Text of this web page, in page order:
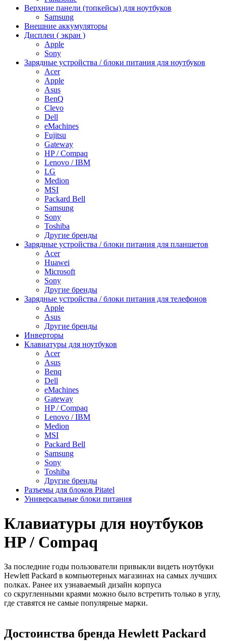
Верхние панели (топкейсы) для ноутбуков
Samsung
Внешние аккумуляторы
Дисплеи ( экран )
Apple
Sony
Зарядные устройства / блоки питания для ноутбуков
Acer
Apple
Asus
BenQ
Clevo
Dell
eMachines
Fujitsu
Gateway
HP / Compaq
Lenovo / IBM
LG
Medion
MSI
Packard Bell
Samsung
Sony
Toshiba
Другие бренды
Зарядные устройства / блоки питания для планшетов
Acer
Huawei
Microsoft
Sony
Другие бренды
Зарядные устройства / блоки питания для телефонов
Apple
Asus
Другие бренды
Инверторы
Клавиатуры для ноутбуков
Acer
Asus
Benq
Dell
eMachines
Gateway
HP / Compaq
Lenovo / IBM
Medion
MSI
Packard Bell
Samsung
Sony
Toshiba
Другие бренды
Разъемы для блоков Pitatel
Универсальные блоки питания
Клавиатуры для ноутбуков
HP / Compaq
За последние годы пользователи привыкли видеть ноутбуки
Hewlett Packard в компьютерных магазинах на самых лучших
полках. Ранее их узнаваемый дизайн корпуса
со скругленными краями можно было встретить только в углу,
где ставятся не самые популярные марки.
Достоинства бренда Hewlett Packard